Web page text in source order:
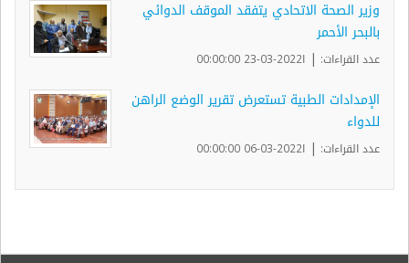
وزير الصحة الاتحادي يتفقد الموقف الدوائي
بالبحر الأحمر
عدد القراءات: | ا2022-03-23 00:00:00
الإمدادات الطبية تستعرض تقرير الوضع الراهن
للدواء
عدد القراءات: | ا2022-03-06 00:00:00